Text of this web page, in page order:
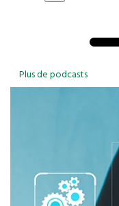
Plus de podcasts